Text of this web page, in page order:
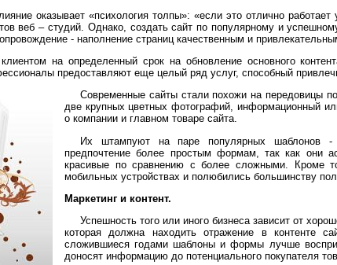
оказывает «психология толпы»: «если это отлично
веб – студий. Однако, создать сайт по популярному и
- наполнение страниц качественным и
на определенный срок на обновление основного
предоставляют еще целый ряд услуг, способный
Современные сайты стали похожи на передовицы
две крупных цветных фотографий, информационный
о компании и главном товаре сайта.
Их штампуют на паре популярных шаблонов -
предпочтение более простым формам, так как они
красивые по сравнению с более сложными. Кроме
мобильных устройствах и полюбились большинству
Маркетинг и контент.
Успешность того или иного бизнеса зависит от
которая должна находить отражение в контенте
сложившиеся годами шаблоны и формы лучше
доносят информацию до потенциального покупателя